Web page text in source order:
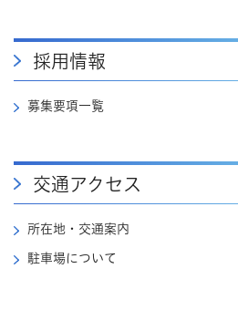
採用情報
募集要項一覧
交通アクセス
所在地・交通案内
駐車場について